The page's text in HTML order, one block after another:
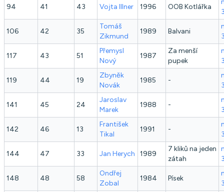
94 41 43 Vojta Illner 1996 OOB Kotlářka
106 42 35
Tomáš
Zikmund
1989 Balvani
117 43 51
Přemysl
Nový
1987
Za menší
pupek
119 44 19
Zbyněk
Novák
1985 -
141 45 24
Jaroslav
Marek
1988 -
142 46 13
František
Tikal
1991 -
144 47 33 Jan Herych 1989
7 kliků na jeden
zátah
148 48 58
Ondřej
Zobal
1984 Písek